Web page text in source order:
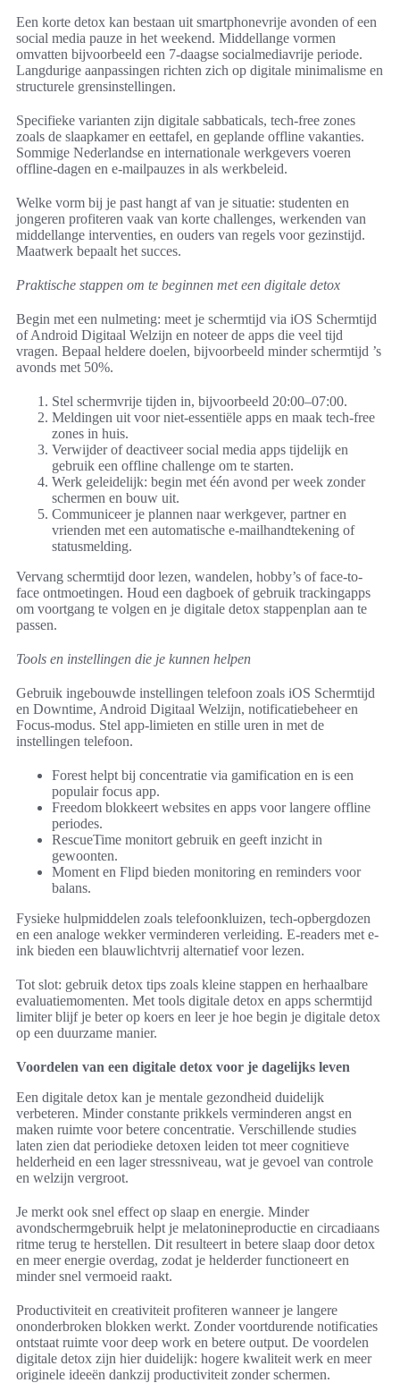
Een korte detox kan bestaan uit smartphonevrije avonden of een
social media pauze in het weekend. Middellange vormen
omvatten bijvoorbeeld een 7-daagse socialmediavrije periode.
Langdurige aanpassingen richten zich op digitale minimalisme en
structurele grensinstellingen.
Specifieke varianten zijn digitale sabbaticals, tech-free zones
zoals de slaapkamer en eettafel, en geplande offline vakanties.
Sommige Nederlandse en internationale werkgevers voeren
offline-dagen en e-mailpauzes in als werkbeleid.
Welke vorm bij je past hangt af van je situatie: studenten en
jongeren profiteren vaak van korte challenges, werkenden van
middellange interventies, en ouders van regels voor gezinstijd.
Maatwerk bepaalt het succes.
Praktische stappen om te beginnen met een digitale detox
Begin met een nulmeting: meet je schermtijd via iOS Schermtijd
of Android Digitaal Welzijn en noteer de apps die veel tijd
vragen. Bepaal heldere doelen, bijvoorbeeld minder schermtijd ’s
avonds met 50%.
Stel schermvrije tijden in, bijvoorbeeld 20:00–07:00.
Meldingen uit voor niet-essentiële apps en maak tech-free
zones in huis.
Verwijder of deactiveer social media apps tijdelijk en
gebruik een offline challenge om te starten.
Werk geleidelijk: begin met één avond per week zonder
schermen en bouw uit.
Communiceer je plannen naar werkgever, partner en
vrienden met een automatische e-mailhandtekening of
statusmelding.
Vervang schermtijd door lezen, wandelen, hobby’s of face-to-
face ontmoetingen. Houd een dagboek of gebruik trackingapps
om voortgang te volgen en je digitale detox stappenplan aan te
passen.
Tools en instellingen die je kunnen helpen
Gebruik ingebouwde instellingen telefoon zoals iOS Schermtijd
en Downtime, Android Digitaal Welzijn, notificatiebeheer en
Focus-modus. Stel app-limieten en stille uren in met de
instellingen telefoon.
Forest helpt bij concentratie via gamification en is een
populair focus app.
Freedom blokkeert websites en apps voor langere offline
periodes.
RescueTime monitort gebruik en geeft inzicht in
gewoonten.
Moment en Flipd bieden monitoring en reminders voor
balans.
Fysieke hulpmiddelen zoals telefoonkluizen, tech-opbergdozen
en een analoge wekker verminderen verleiding. E-readers met e-
ink bieden een blauwlichtvrij alternatief voor lezen.
Tot slot: gebruik detox tips zoals kleine stappen en herhaalbare
evaluatiemomenten. Met tools digitale detox en apps schermtijd
limiter blijf je beter op koers en leer je hoe begin je digitale detox
op een duurzame manier.
Voordelen van een digitale detox voor je dagelijks leven
Een digitale detox kan je mentale gezondheid duidelijk
verbeteren. Minder constante prikkels verminderen angst en
maken ruimte voor betere concentratie. Verschillende studies
laten zien dat periodieke detoxen leiden tot meer cognitieve
helderheid en een lager stressniveau, wat je gevoel van controle
en welzijn vergroot.
Je merkt ook snel effect op slaap en energie. Minder
avondschermgebruik helpt je melatonineproductie en circadiaans
ritme terug te herstellen. Dit resulteert in betere slaap door detox
en meer energie overdag, zodat je helderder functioneert en
minder snel vermoeid raakt.
Productiviteit en creativiteit profiteren wanneer je langere
ononderbroken blokken werkt. Zonder voortdurende notificaties
ontstaat ruimte voor deep work en betere output. De voordelen
digitale detox zijn hier duidelijk: hogere kwaliteit werk en meer
originele ideeën dankzij productiviteit zonder schermen.